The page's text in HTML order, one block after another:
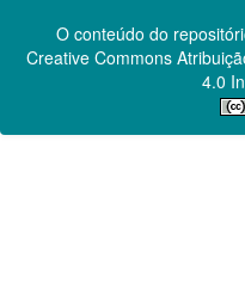
O conteúdo do
Creative Commons
4.0